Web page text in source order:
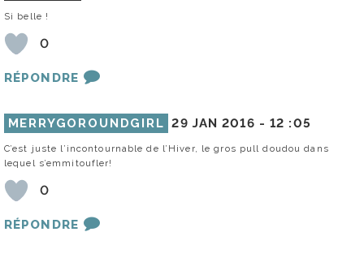
Si belle !
0
RÉPONDRE
MERRYGOROUNDGIRL 29 JAN 2016 -12 :05
C’est juste l’incontournable de l’Hiver, le gros pull doudou dans
lequel s’emmitoufler!
0
RÉPONDRE